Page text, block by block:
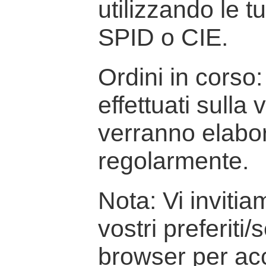
utilizzando le
SPID o CIE.
Ordini in
effettuati sulla
verranno
regolarmente.
Nota: Vi
vostri preferiti/
browser per